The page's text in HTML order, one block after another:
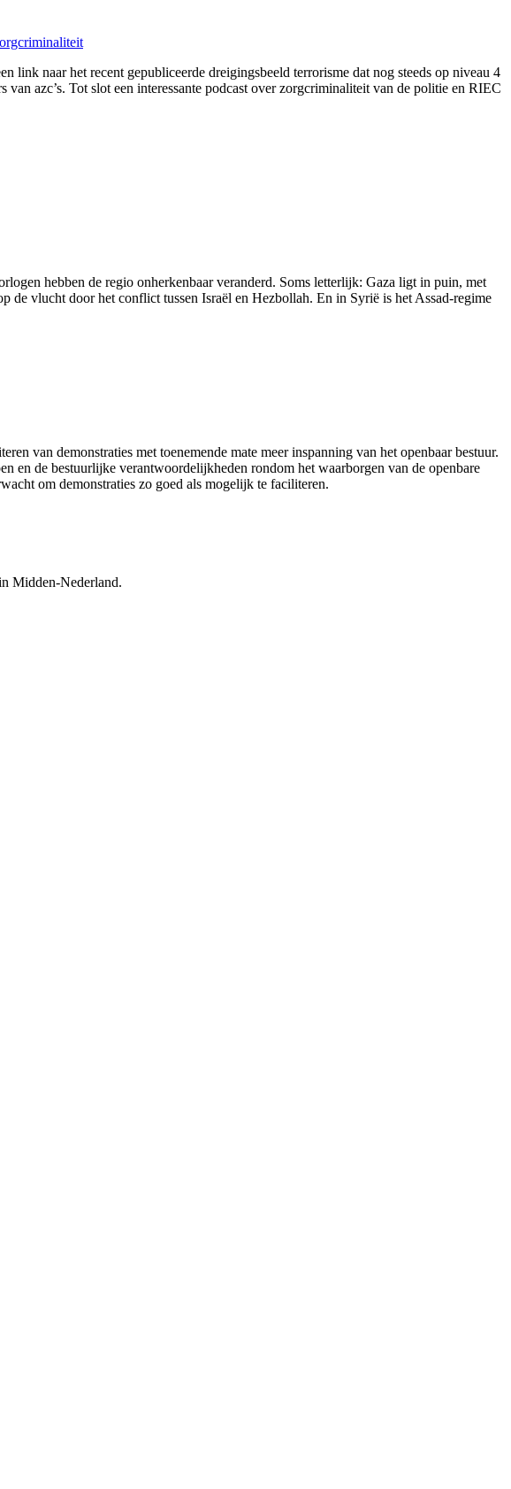
link naar het recent gepubliceerde dreigingsbeeld terrorisme dat nog steeds op niveau 4
azc’s. Tot slot een interessante podcast over zorgcriminaliteit van de politie en RIEC
hebben de regio onherkenbaar veranderd. Soms letterlijk: Gaza ligt in puin, met
de vlucht door het conflict tussen Israël en Hezbollah. En in Syrië is het Assad-regime
van demonstraties met toenemende mate meer inspanning van het openbaar bestuur.
en de bestuurlijke verantwoordelijkheden rondom het waarborgen van de openbare
om demonstraties zo goed als mogelijk te faciliteren.
Midden-Nederland.